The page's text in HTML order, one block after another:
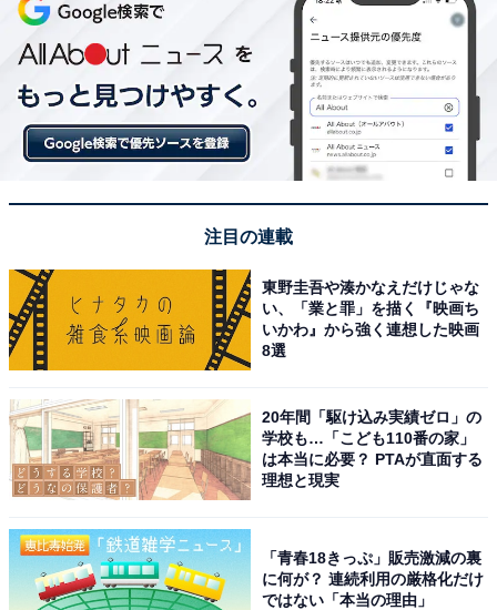
注目の連載
東野圭吾や湊かなえだけじゃな
い、「業と罪」を描く『映画ち
いかわ』から強く連想した映画
8選
20年間「駆け込み実績ゼロ」の
学校も…「こども110番の家」
は本当に必要？ PTAが直面する
理想と現実
「青春18きっぷ」販売激減の裏
に何が？ 連続利用の厳格化だけ
ではない「本当の理由」